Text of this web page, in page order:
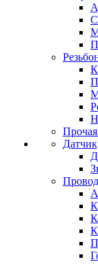
Прочая